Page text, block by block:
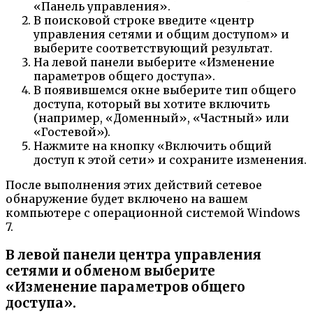
«Панель управления».
В поисковой строке введите «центр
управления сетями и общим доступом» и
выберите соответствующий результат.
На левой панели выберите «Изменение
параметров общего доступа».
В появившемся окне выберите тип общего
доступа, который вы хотите включить
(например, «Доменный», «Частный» или
«Гостевой»).
Нажмите на кнопку «Включить общий
доступ к этой сети» и сохраните изменения.
После выполнения этих действий сетевое
обнаружение будет включено на вашем
компьютере с операционной системой Windows
7.
В левой панели центра управления
сетями и обменом выберите
«Изменение параметров общего
доступа».